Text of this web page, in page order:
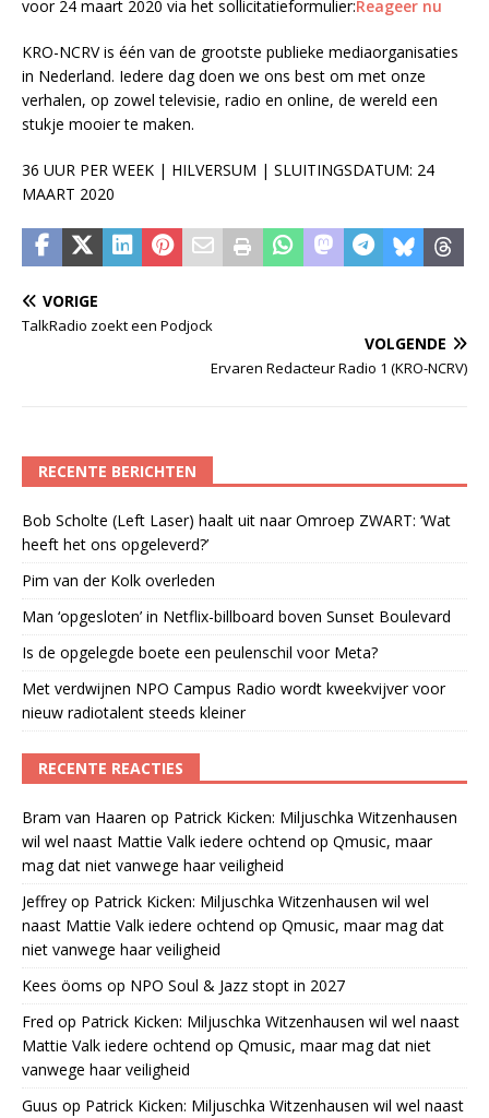
voor 24 maart 2020 via het sollicitatieformulier:Reageer nu
KRO-NCRV is één van de grootste publieke mediaorganisaties
in Nederland. Iedere dag doen we ons best om met onze
verhalen, op zowel televisie, radio en online, de wereld een
stukje mooier te maken.
36 UUR PER WEEK | HILVERSUM | SLUITINGSDATUM: 24
MAART 2020
VORIGE
TalkRadio zoekt een Podjock
VOLGENDE
Ervaren Redacteur Radio 1 (KRO-NCRV)
RECENTE BERICHTEN
Bob Scholte (Left Laser) haalt uit naar Omroep ZWART: ‘Wat
heeft het ons opgeleverd?’
Pim van der Kolk overleden
Man ‘opgesloten’ in Netflix-billboard boven Sunset Boulevard
Is de opgelegde boete een peulenschil voor Meta?
Met verdwijnen NPO Campus Radio wordt kweekvijver voor
nieuw radiotalent steeds kleiner
RECENTE REACTIES
Bram van Haaren op Patrick Kicken: Miljuschka Witzenhausen
wil wel naast Mattie Valk iedere ochtend op Qmusic, maar
mag dat niet vanwege haar veiligheid
Jeffrey op Patrick Kicken: Miljuschka Witzenhausen wil wel
naast Mattie Valk iedere ochtend op Qmusic, maar mag dat
niet vanwege haar veiligheid
Kees öoms op NPO Soul & Jazz stopt in 2027
Fred op Patrick Kicken: Miljuschka Witzenhausen wil wel naast
Mattie Valk iedere ochtend op Qmusic, maar mag dat niet
vanwege haar veiligheid
Guus op Patrick Kicken: Miljuschka Witzenhausen wil wel naast